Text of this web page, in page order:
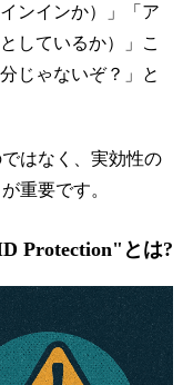
ンインか）」「ア
しているか）」こ
じゃないぞ？」と
はなく、実効性の
重要です。
Protection"とは?